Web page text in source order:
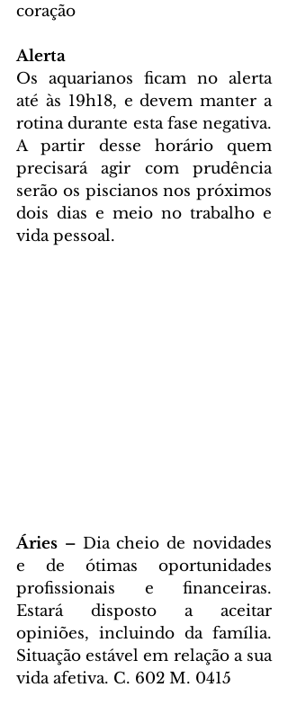
coração
Alerta
Os aquarianos ficam no alerta
até às 19h18, e devem manter a
rotina durante esta fase negativa.
A partir desse horário quem
precisará agir com prudência
serão os piscianos nos próximos
dois dias e meio no trabalho e
vida pessoal.
Áries – Dia cheio de novidades
e de ótimas oportunidades
profissionais e financeiras.
Estará disposto a aceitar
opiniões, incluindo da família.
Situação estável em relação a sua
vida afetiva. C. 602 M. 0415